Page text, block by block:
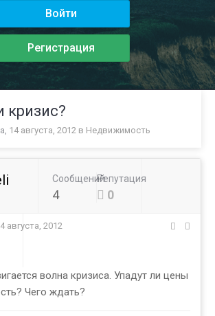
Войти
Регистрация
кризис?
, 14 августа, 2012 в Недвижимость
Сообщений
4
Репутация
0
августа, 2012
волна кризиса. Упадут ли цены
Чего ждать?